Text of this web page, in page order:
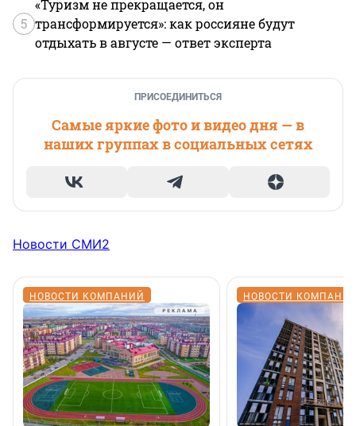
5
«Туризм не прекращается, он
трансформируется»: как россияне будут
отдыхать в августе — ответ эксперта
ПРИСОЕДИНИТЬСЯ
Самые яркие фото и видео дня — в
наших группах в социальных сетях
Новости СМИ2
НОВОСТИ КОМПАНИЙ НОВОСТИ